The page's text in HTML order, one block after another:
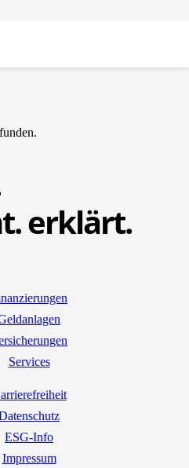
erklärt.
Ser­vices
ESG-Info
Impres­sum